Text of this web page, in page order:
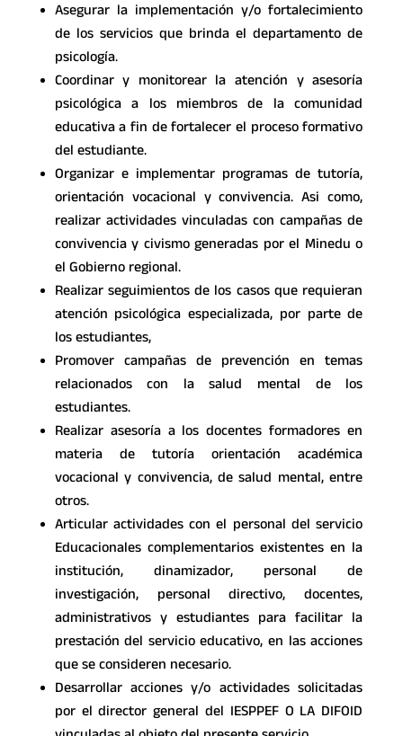
Asegurar la implementación y/o fortalecimiento
de los servicios que brinda el departamento de
psicología.
Coordinar y monitorear la atención y asesoría
psicológica a los miembros de la comunidad
educativa a fin de fortalecer el proceso formativo
del estudiante.
Organizar e implementar programas de tutoría,
orientación vocacional y convivencia. Asi como,
realizar actividades vinculadas con campañas de
convivencia y civismo generadas por el Minedu o
el Gobierno regional.
Realizar seguimientos de los casos que requieran
atención psicológica especializada, por parte de
los estudiantes,
Promover campañas de prevención en temas
relacionados con la salud mental de los
estudiantes.
Realizar asesoría a los docentes formadores en
materia de tutoría orientación académica
vocacional y convivencia, de salud mental, entre
otros.
Articular actividades con el personal del servicio
Educacionales complementarios existentes en la
institución, dinamizador, personal de
investigación, personal directivo, docentes,
administrativos y estudiantes para facilitar la
prestación del servicio educativo, en las acciones
que se consideren necesario.
Desarrollar acciones y/o actividades solicitadas
por el director general del IESPPEF O LA DIFOID